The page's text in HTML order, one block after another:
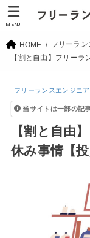
MENU
HOME
フリーラ
【割と自由】フリーラ
フリーランスエンジニ
当サイトは一部の記
【割と自由
休み事情【